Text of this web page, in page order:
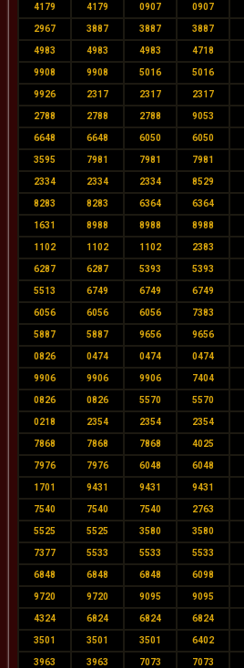
4179 4179 0907 0907
2967 3887 3887 3887
4983 4983 4983 4718
9908 9908 5016 5016
9926 2317 2317 2317
2788 2788 2788 9053
6648 6648 6050 6050
3595 7981 7981 7981
2334 2334 2334 8529
8283 8283 6364 6364
1631 8988 8988 8988
1102 1102 1102 2383
6287 6287 5393 5393
5513 6749 6749 6749
6056 6056 6056 7383
5887 5887 9656 9656
0826 0474 0474 0474
9906 9906 9906 7404
0826 0826 5570 5570
0218 2354 2354 2354
7868 7868 7868 4025
7976 7976 6048 6048
1701 9431 9431 9431
7540 7540 7540 2763
5525 5525 3580 3580
7377 5533 5533 5533
6848 6848 6848 6098
9720 9720 9095 9095
4324 6824 6824 6824
3501 3501 3501 6402
3963 3963 7073 7073